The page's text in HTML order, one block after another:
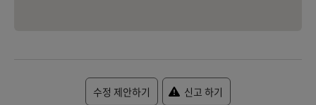
수정 제안하기 신고 하기